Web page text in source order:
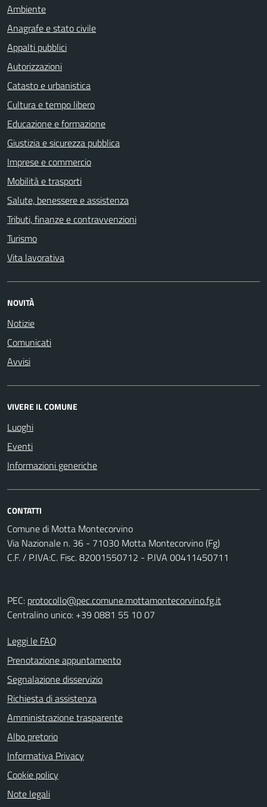
Ambiente
Anagrafe e stato civile
Appalti pubblici
Autorizzazioni
Catasto e urbanistica
Cultura e tempo libero
Educazione e formazione
Giustizia e sicurezza pubblica
Imprese e commercio
Mobilità e trasporti
Salute, benessere e assistenza
Tributi, finanze e contravvenzioni
Turismo
Vita lavorativa
NOVITÀ
Notizie
Comunicati
Avvisi
VIVERE IL COMUNE
Luoghi
Eventi
Informazioni generiche
CONTATTI
Comune di Motta Montecorvino
Via Nazionale n. 36 - 71030 Motta Montecorvino (Fg)
C.F. / P.IVA:C. Fisc. 82001550712 - P.IVA 00411450711
PEC: protocollo@pec.comune.mottamontecorvino.fg.it
Centralino unico: +39 0881 55 10 07
Leggi le FAQ
Prenotazione appuntamento
Segnalazione disservizio
Richiesta di assistenza
Amministrazione trasparente
Albo pretorio
Informativa Privacy
Cookie policy
Note legali